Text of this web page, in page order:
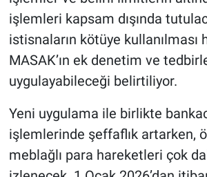
işlemleri kapsam dışında
istisnaların kötüye kullanılması
MASAK’ın ek denetim ve
uygulayabileceği belirtiliyor.
Yeni uygulama ile birlikte
işlemlerinde şeffaflık artarken,
meblağlı para hareketleri çok